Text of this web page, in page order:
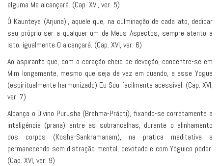
alguma Me alcançará. (Cap. XVI, ver. 5)
Ó Kaunteya (Arjuna)!, aquele que, na culminação de cada ato, dedicar
seu próprio ser a qualquer um de Meus Aspectos, sempre atento a
isto, igualmente O alcançará. (Cap. XVI, ver. 6)
Ao aspirante que, com o coração cheio de devoção, concentre-se em
Mim longamente, mesmo que seja de vez em quando, a esse Yogue
(espiritualmente harmonizado) Eu Sou facilmente acessível. (Cap. XVI,
ver. 7)
Alcança o Divino Purusha (Brahma-Prâpti), fixando-se corretamente a
inteligência (prana) entre as sobrancelhas, durante o alinhamento
dos corpos (Kosha-Sankramanam), na pratica meditativa e
permanecendo sem distração mental, devotado e com Yóguico poder.
(Cap. XVI, ver. 9)